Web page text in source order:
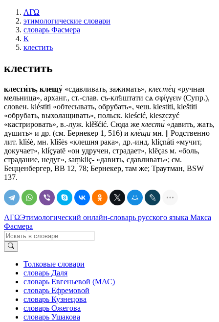
ΛΓΩ
этимологические словари
словарь Фасмера
К
клестить
клестить
клести́ть, клещу́ «сдавливать, зажимать», клесте́ц «ручная
мельница», арханг., ст.-слав. съ-клѣштати сѧ σφίγγειν (Супр.),
словен. klė́stiti «обтесывать, обрубать», чеш. klestiti, kleštiti
«обрубать, выхолащивать», польск. kleścić, kleszczyć
«кастрировать», в.-луж. klěšćić. Сюда же клести́ «давить, жать,
душить» и др. (см. Бернекер 1, 516) и кле́щи мн. || Родственно
лит. klìśė, мн. klìšės «клешня рака», др.-инд. klíçnā́ti «мучит,
докучает», klíçyatē «он удручен, страдает», klēças м. «боль,
страдание, недуг», saṃkliç- «давить, сдавливать»; см.
Бецценбергер, ВВ 12, 78; Бернекер, там же; Траутман, ВSW
137.
ΛΓΩЭтимологический онлайн-словарь русского языка Макса
Фасмера
Толковые словари
словарь Даля
словарь Евгеньевой (МАС)
словарь Ефремовой
словарь Кузнецова
словарь Ожегова
словарь Ушакова